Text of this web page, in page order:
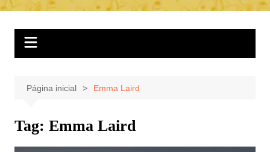
Página inicial Emma Laird
Tag: Emma Laird